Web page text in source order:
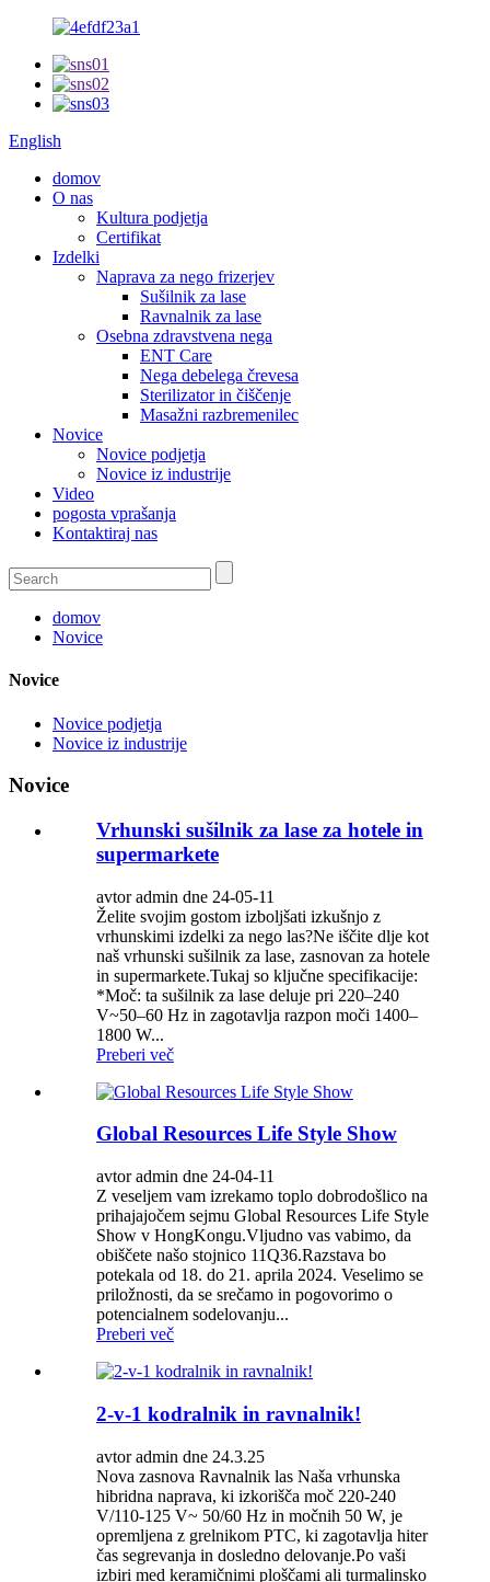
English
domov
O nas
Kultura podjetja
Certifikat
Izdelki
Naprava za nego frizerjev
Sušilnik za lase
Ravnalnik za lase
Osebna zdravstvena nega
ENT Care
Nega debelega črevesa
Sterilizator in čiščenje
Masažni razbremenilec
Novice
Novice podjetja
Novice iz industrije
Video
pogosta vprašanja
Kontaktiraj nas
domov
Novice
Novice
Novice podjetja
Novice iz industrije
Novice
Vrhunski sušilnik za lase za hotele in
supermarkete
avtor admin dne 24-05-11
Želite svojim gostom izboljšati izkušnjo z
vrhunskimi izdelki za nego las?Ne iščite dlje kot
naš vrhunski sušilnik za lase, zasnovan za hotele
in supermarkete.Tukaj so ključne specifikacije:
*Moč: ta sušilnik za lase deluje pri 220–240
V~50–60 Hz in zagotavlja razpon moči 1400–
1800 W...
Preberi več
Global Resources Life Style Show
avtor admin dne 24-04-11
Z veseljem vam izrekamo toplo dobrodošlico na
prihajajočem sejmu Global Resources Life Style
Show v HongKongu.Vljudno vas vabimo, da
obiščete našo stojnico 11Q36.Razstava bo
potekala od 18. do 21. aprila 2024. Veselimo se
priložnosti, da se srečamo in pogovorimo o
potencialnem sodelovanju...
Preberi več
2-v-1 kodralnik in ravnalnik!
avtor admin dne 24.3.25
Nova zasnova Ravnalnik las Naša vrhunska
hibridna naprava, ki izkorišča moč 220-240
V/110-125 V~ 50/60 Hz in močnih 50 W, je
opremljena z grelnikom PTC, ki zagotavlja hiter
čas segrevanja in dosledno delovanje.Po vaši
izbiri med keramičnimi ploščami ali turmalinsko